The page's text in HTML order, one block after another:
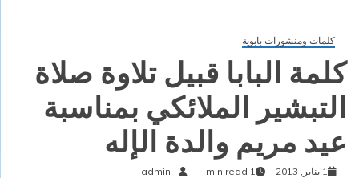
كلمات ومنشورات بابوية
كلمة البابا قبيل تلاوة صلاة
التبشير الملائكي بمناسبة
عيد مريم والدة الإله
1 يناير, 2013 1 min read
admin